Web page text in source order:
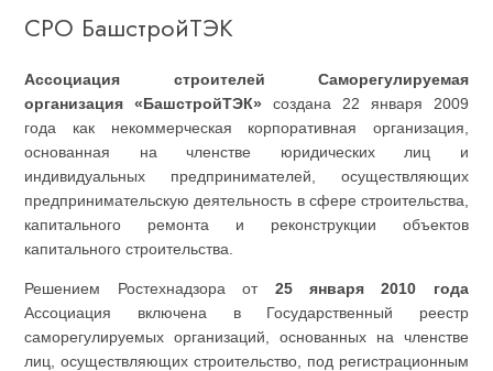
СРО БашстройТЭК
Ассоциация строителей Саморегулируемая
организация «БашстройТЭК» создана 22 января 2009
года как некоммерческая корпоративная организация,
основанная на членстве юридических лиц и
индивидуальных предпринимателей, осуществляющих
предпринимательскую деятельность в сфере строительства,
капитального ремонта и реконструкции объектов
капитального строительства.
Решением Ростехнадзора от 25 января 2010 года
Ассоциация включена в Государственный реестр
саморегулируемых организаций, основанных на членстве
лиц, осуществляющих строительство, под регистрационным